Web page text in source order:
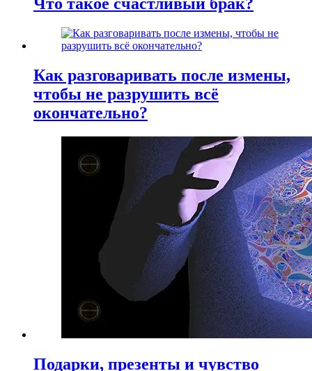
Как разговаривать после измены,
чтобы не разрушить всё
окончательно?
Подарки, презенты и чувство